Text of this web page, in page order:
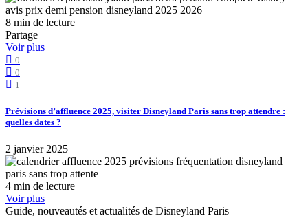
8 min de lecture
Partage
Voir plus
0
0
1
Prévisions d’affluence 2025, visiter Disneyland Paris sans trop attendre :
quelles dates ?
2 janvier 2025
4 min de lecture
Voir plus
Guide, nouveautés et actualités de Disneyland Paris